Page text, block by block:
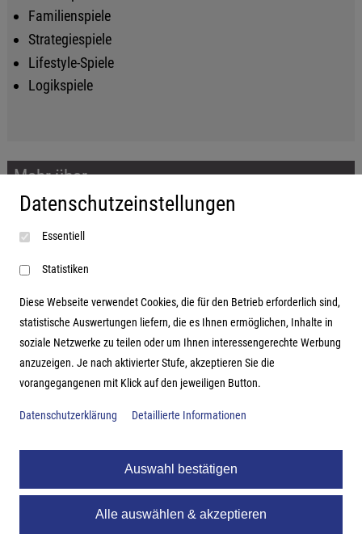
Familienspiele
Strategiespiele
Lifestyle-Spiele
Logikspiele
Mehr über...
Impressum
AGB
Datenschutzerklärung
Adresse
Hutter Trade GmbH + Co KG
Bgm.-Landmann-Platz 1-5
Datenschutzeinstellungen
Essentiell
Statistiken
Diese Webseite verwendet Cookies, die für den Betrieb erforderlich sind,
statistische Auswertungen liefern, die es Ihnen ermöglichen, Inhalte in
soziale Netzwerke zu teilen oder um Ihnen interessengerechte Werbung
anzuzeigen. Je nach aktivierter Stufe, akzeptieren Sie die
vorangegangenen mit Klick auf den jeweiligen Button.
Datenschutzerklärung Detaillierte Informationen
Auswahl bestätigen
Alle auswählen & akzeptieren